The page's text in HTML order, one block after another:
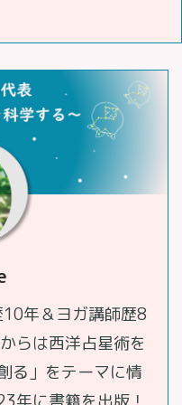
年＆ヨガ講師歴8
らは西洋占星術を
る」をテーマに情